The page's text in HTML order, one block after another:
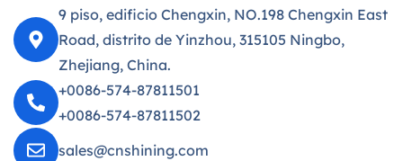
9 piso, edificio Chengxin, NO.198 Chengxin East
Road, distrito de Yinzhou, 315105 Ningbo,
Zhejiang, China.
+0086-574-87811501
+0086-574-87811502
sales@cnshining.com